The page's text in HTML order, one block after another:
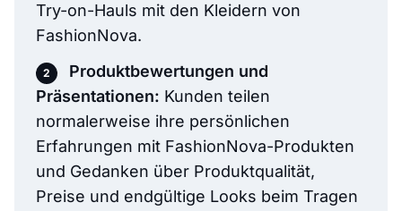
Try-on-Hauls mit den Kleidern von
FashionNova.
Produktbewertungen und
Präsentationen: Kunden teilen
normalerweise ihre persönlichen
Erfahrungen mit FashionNova-Produkten
und Gedanken über Produktqualität,
Preise und endgültige Looks beim Tragen